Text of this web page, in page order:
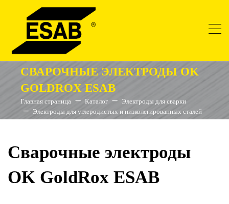
СВАРОЧНЫЕ ЭЛЕКТРОДЫ OK
GOLDROX ESAB
Главная страница Каталог
Электроды для сварки
Электроды для углеродистых и низколегированных сталей
Сварочные электроды
OK GoldRox ESAB